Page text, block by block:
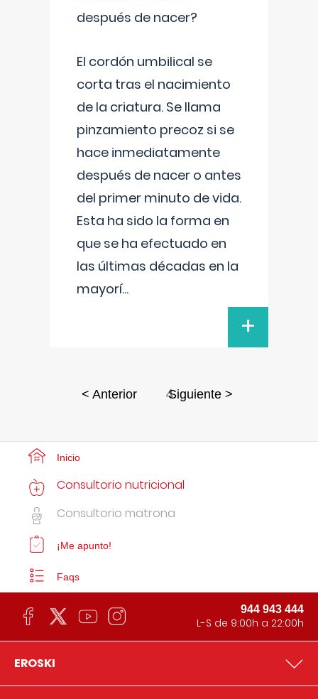
después de nacer?
El cordón umbilical se
corta tras el nacimiento
de la criatura. Se llama
pinzamiento precoz si se
hace inmediatamente
después de nacer o antes
del primer minuto de vida.
Esta ha sido la forma en
que se ha efectuado en
las últimas décadas en la
mayorí...
+
< Anterior 4
Siguiente >
Inicio
Consultorio nutricional
Consultorio matrona
¡Me apunto!
Faqs
944 943 444
L-S de 9:00h a 22:00h
EROSKI